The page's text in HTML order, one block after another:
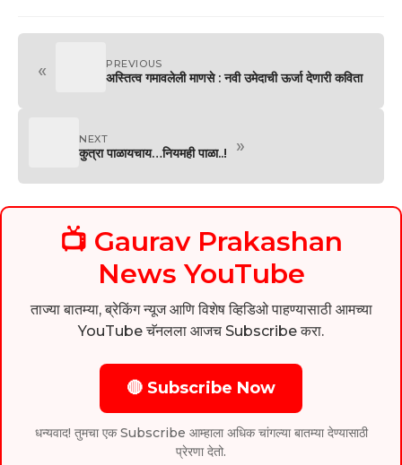
« PREVIOUS
अस्तित्व गमावलेली माणसे : नवी उमेदाची ऊर्जा देणारी कविता
NEXT
कुत्रा पाळायचाय…नियमही पाळा..! »
📺 Gaurav Prakashan
News YouTube
ताज्या बातम्या, ब्रेकिंग न्यूज आणि विशेष व्हिडिओ पाहण्यासाठी आमच्या
YouTube चॅनलला आजच Subscribe करा.
🔴 Subscribe Now
धन्यवाद! तुमचा एक Subscribe आम्हाला अधिक चांगल्या बातम्या देण्यासाठी
प्रेरणा देतो.